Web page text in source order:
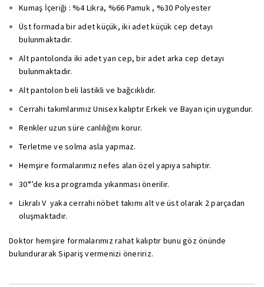
Kumaş İçeriği : %4 Likra, %66 Pamuk , %30 Polyester
Üst formada bir adet küçük, iki adet küçük cep detayı
bulunmaktadır.
Alt pantolonda iki adet yan cep, bir adet arka cep detayı
bulunmaktadır.
Alt pantolon beli lastikli ve bağcıklıdır.
Cerrahi takımlarımız Unisex kalıptır Erkek ve Bayan için uygundur.
Renkler uzun süre canlılığını korur.
Terletme ve solma asla yapmaz.
Hemşire formalarımız nefes alan özel yapıya sahiptir.
30°’de kısa programda yıkanması önerilir.
Likralı V yaka cerrahi nöbet takımı alt ve üst olarak 2 parçadan
oluşmaktadır.
Doktor hemşire formalarımız rahat kalıptır bunu göz önünde
bulundurarak Sipariş vermenizi öneririz.